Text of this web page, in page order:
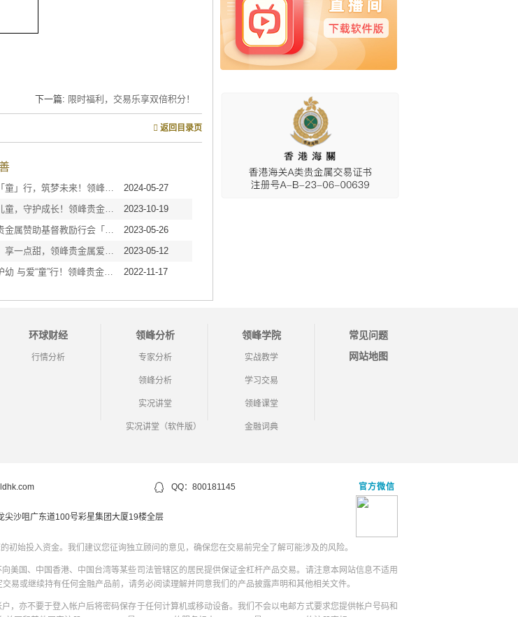
下一篇: 限时福利，交易乐享双倍积分！
返回目录页
2024-05-27
2023-10-19
2023-05-26
2023-05-12
2022-11-17
环球财经
行情分析
领峰分析
专家分析
领峰分析
实况讲堂
实况讲堂（软件版）
领峰学院
实战教学
学习交易
领峰课堂
金融词典
常见问题
网站地图
QQ：800181145
尖沙咀广东道100号彩星集团大厦19楼全层
官方微信
始投入资金。我们建议您征询独立顾问的意见，确保您在交易前完全了解可能涉及的风险。
美国、中国香港、中国台湾等某些司法管辖区的居民提供保证金杠杆产品交易。请注意本网站信息不适用
或继续持有任何金融产品前，请务必阅读理解并同意我们的产品披露声明和其他相关文件。
，亦不要于登入帐户后将密码保存于任何计算机或移动设备。我们不会以电邮方式要求您提供帐户号码和